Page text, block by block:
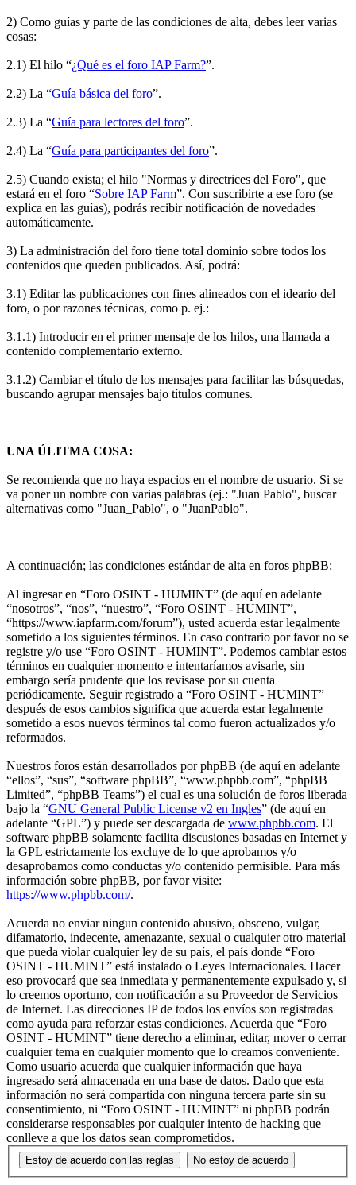
2) Como guías y parte de las condiciones de alta, debes leer varias
cosas:
2.1) El hilo “¿Qué es el foro IAP Farm?”.
2.2) La “Guía básica del foro”.
2.3) La “Guía para lectores del foro”.
2.4) La “Guía para participantes del foro”.
2.5) Cuando exista; el hilo "Normas y directrices del Foro", que
estará en el foro “Sobre IAP Farm”. Con suscribirte a ese foro (se
explica en las guías), podrás recibir notificación de novedades
automáticamente.
3) La administración del foro tiene total dominio sobre todos los
contenidos que queden publicados. Así, podrá:
3.1) Editar las publicaciones con fines alineados con el ideario del
foro, o por razones técnicas, como p. ej.:
3.1.1) Introducir en el primer mensaje de los hilos, una llamada a
contenido complementario externo.
3.1.2) Cambiar el título de los mensajes para facilitar las búsquedas,
buscando agrupar mensajes bajo títulos comunes.
UNA ÚLITMA COSA:
Se recomienda que no haya espacios en el nombre de usuario. Si se
va poner un nombre con varias palabras (ej.: "Juan Pablo", buscar
alternativas como "Juan_Pablo", o "JuanPablo".
A continuación; las condiciones estándar de alta en foros phpBB:
Al ingresar en “Foro OSINT - HUMINT” (de aquí en adelante
“nosotros”, “nos”, “nuestro”, “Foro OSINT - HUMINT”,
“https://www.iapfarm.com/forum”), usted acuerda estar legalmente
sometido a los siguientes términos. En caso contrario por favor no se
registre y/o use “Foro OSINT - HUMINT”. Podemos cambiar estos
términos en cualquier momento e intentaríamos avisarle, sin
embargo sería prudente que los revisase por su cuenta
periódicamente. Seguir registrado a “Foro OSINT - HUMINT”
después de esos cambios significa que acuerda estar legalmente
sometido a esos nuevos términos tal como fueron actualizados y/o
reformados.
Nuestros foros están desarrollados por phpBB (de aquí en adelante
“ellos”, “sus”, “software phpBB”, “www.phpbb.com”, “phpBB
Limited”, “phpBB Teams”) el cual es una solución de foros liberada
bajo la “GNU General Public License v2 en Ingles” (de aquí en
adelante “GPL”) y puede ser descargada de www.phpbb.com. El
software phpBB solamente facilita discusiones basadas en Internet y
la GPL estrictamente los excluye de lo que aprobamos y/o
desaprobamos como conductas y/o contenido permisible. Para más
información sobre phpBB, por favor visite:
https://www.phpbb.com/.
Acuerda no enviar ningun contenido abusivo, obsceno, vulgar,
difamatorio, indecente, amenazante, sexual o cualquier otro material
que pueda violar cualquier ley de su país, el país donde “Foro
OSINT - HUMINT” está instalado o Leyes Internacionales. Hacer
eso provocará que sea inmediata y permanentemente expulsado y, si
lo creemos oportuno, con notificación a su Proveedor de Servicios
de Internet. Las direcciones IP de todos los envíos son registradas
como ayuda para reforzar estas condiciones. Acuerda que “Foro
OSINT - HUMINT” tiene derecho a eliminar, editar, mover o cerrar
cualquier tema en cualquier momento que lo creamos conveniente.
Como usuario acuerda que cualquier información que haya
ingresado será almacenada en una base de datos. Dado que esta
información no será compartida con ninguna tercera parte sin su
consentimiento, ni “Foro OSINT - HUMINT” ni phpBB podrán
considerarse responsables por cualquier intento de hacking que
conlleve a que los datos sean comprometidos.